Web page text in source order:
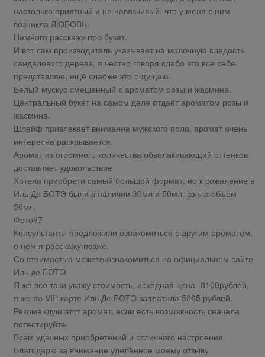
настолько приятный и не навязчивый, что у меня с ним
возникла ЛЮБОВЬ.
Немного расскажу про букет.
И вот сам производитель указывает на молочную сладость
сандалового дерева, я честно говоря слабо это все себе
представляю, ещё слабже это ощущаю.
Белый мускус смешанный с ароматом розы и жасмина.
Центральный букет на самом деле отдаёт ароматом розы и
жасмина.
Шлейф привлекает внимание мужского пола, аромат очень
интересна раскрывается.
Аромат из огромного количества обволакивающий оттенков
доставляет удовольствие.
Хотела приобрети самый большой формат, но к сожаление в
Иль Де БОТЭ были в наличии 30мл и 50мл, взяла объём
50мл.
Фото#7
Консультанты предложили ознакомиться с другим ароматом,
о нем я расскажу позже.
Со стоимостью можете ознакомиться на официальном сайте
Иль де БОТЭ
Я же все таки укажу стоимость, исходная цена -8100рублей,
я же по VIP карте Иль Де БОТЭ заплатила 5265 рублей.
Рекомендую этот аромат, если есть возможность сначала
потестируйте.
Всем удачных приобретений и отличного настроения.
Благодарю за внимание уделённое моему отзыву